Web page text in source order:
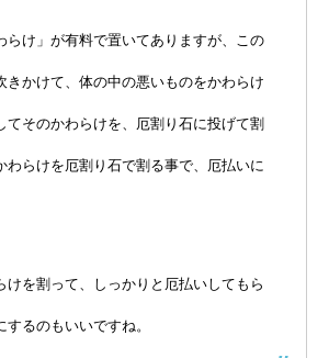
らけ」が有料で置いてありますが、この
きかけて、体の中の悪いものをかわらけ
てそのかわらけを、厄割り石に投げて割
わらけを厄割り石で割る事で、厄払いに
けを割って、しっかりと厄払いしてもら
るのもいいですね。